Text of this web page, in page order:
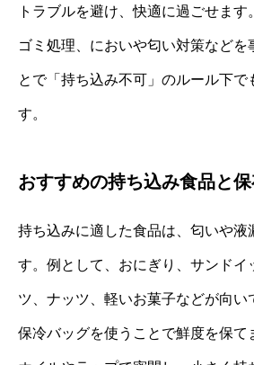
トラブルを避け、快適に過ごせます
ゴミ処理、においや匂い対策などを
とで「持ち込み不可」のルール下で
す。
おすすめの持ち込み食品と
持ち込みに適した食品は、匂いや液
す。例として、おにぎり、サンドイ
ツ、ナッツ、軽いお菓子などが向い
保冷バッグを使うことで鮮度を保て